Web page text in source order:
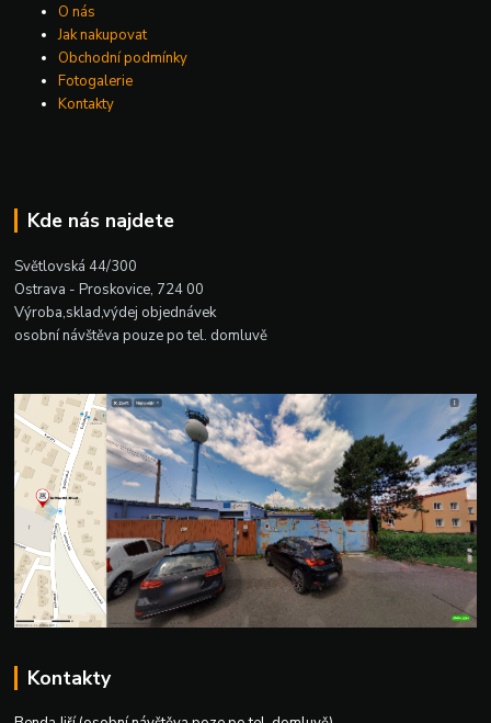
O nás
Jak nakupovat
Obchodní podmínky
Fotogalerie
Kontakty
Kde nás najdete
Světlovská 44/300
Ostrava - Proskovice, 724 00
Výroba,sklad,výdej objednávek
osobní návštěva pouze po tel. domluvě
Kontakty